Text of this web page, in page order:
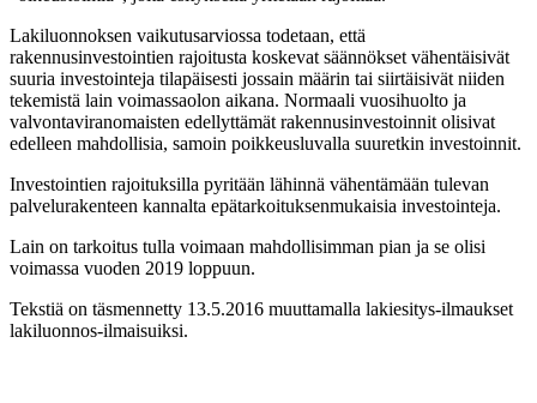
Lakiluonnoksen vaikutusarviossa todetaan, että
rakennusinvestointien rajoitusta koskevat säännökset vähentäisivät
suuria investointeja tilapäisesti jossain määrin tai siirtäisivät niiden
tekemistä lain voimassaolon aikana. Normaali vuosihuolto ja
valvontaviranomaisten edellyttämät rakennusinvestoinnit olisivat
edelleen mahdollisia, samoin poikkeusluvalla suuretkin investoinnit.
Investointien rajoituksilla pyritään lähinnä vähentämään tulevan
palvelurakenteen kannalta epätarkoituksenmukaisia investointeja.
Lain on tarkoitus tulla voimaan mahdollisimman pian ja se olisi
voimassa vuoden 2019 loppuun.
Tekstiä on täsmennetty 13.5.2016 muuttamalla lakiesitys-ilmaukset
lakiluonnos-ilmaisuiksi.